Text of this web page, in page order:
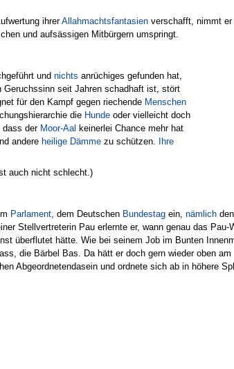
ihrerAllahmachtsfantasien verschafft, nimmt er
und aufsässigen Mitbürgern umspringt.
und nichts anrüchiges gefunden hat,
Geruchssinn seit Jahren schadhaft ist, stört
für den Kampf gegen riechende Menschen
die Hunde oder vielleicht doch
dass der Moor-Aal keinerlei Chance mehr hat
andere heilige Dämme zu schützen.
Ihre
auch nicht schlecht.)
Parlament, dem Deutschen Bundestag ein, nämlich
Stellvertreterin Pau erlernte er, wann genau das Pau-
überflutet hätte. Wie bei seinem Job im Bunten
die Bärbel Bas. Da hätt er doch gern wieder oben am
Abgeordnetendasein und ordnete sich ab in höhere